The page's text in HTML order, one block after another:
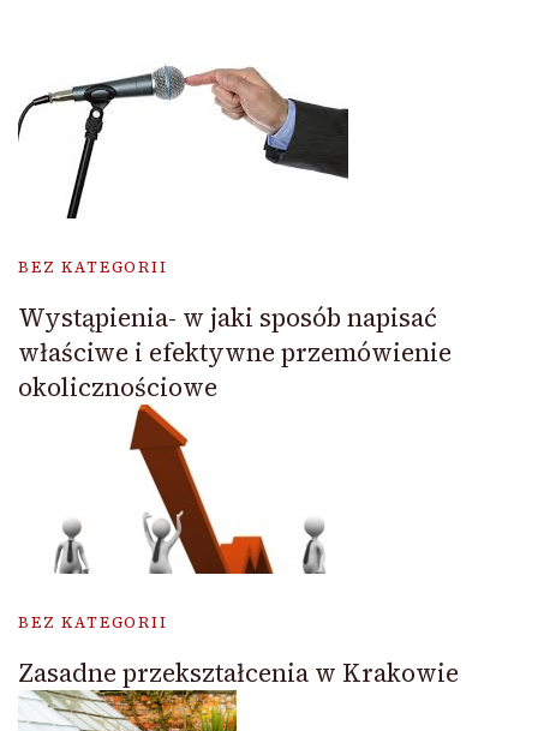
BEZ KATEGORII
Wystąpienia- w jaki sposób napisać
właściwe i efektywne przemówienie
okolicznościowe
BEZ KATEGORII
Zasadne przekształcenia w Krakowie